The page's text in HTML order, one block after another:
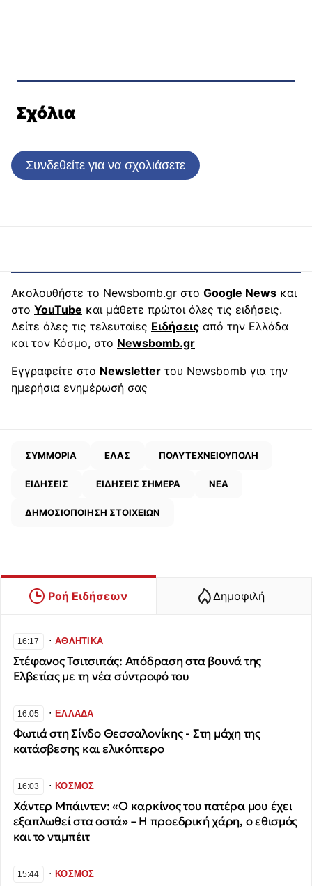
Σχόλια
Συνδεθείτε για να σχολιάσετε
Ακολουθήστε το Newsbomb.gr στο Google News και
στο YouTube και μάθετε πρώτοι όλες τις ειδήσεις.
Δείτε όλες τις τελευταίες Ειδήσεις από την Ελλάδα
και τον Κόσμο, στο Newsbomb.gr
Εγγραφείτε στο Newsletter του Newsbomb για την
ημερήσια ενημέρωσή σας
ΣΥΜΜΟΡΙΑ ΕΛΑΣ ΠΟΛΥΤΕΧΝΕΙΟΥΠΟΛΗ
ΕΙΔΗΣΕΙΣ ΕΙΔΗΣΕΙΣ ΣΗΜΕΡΑ ΝΕΑ
ΔΗΜΟΣΙΟΠΟΙΗΣΗ ΣΤΟΙΧΕΙΩΝ
Ροή Ειδήσεων Δημοφιλή
16:17 ∙ΑΘΛΗΤΙΚΑ
Στέφανος Τσιτσιπάς: Απόδραση στα βουνά της
Ελβετίας με τη νέα σύντροφό του
16:05 ∙ΕΛΛΑΔΑ
Φωτιά στη Σίνδο Θεσσαλονίκης - Στη μάχη της
κατάσβεσης και ελικόπτερο
16:03 ∙ΚΟΣΜΟΣ
Χάντερ Μπάιντεν: «Ο καρκίνος του πατέρα μου έχει
εξαπλωθεί στα οστά» – Η προεδρική χάρη, ο εθισμός
και το ντιμπέιτ
15:44 ∙ΚΟΣΜΟΣ